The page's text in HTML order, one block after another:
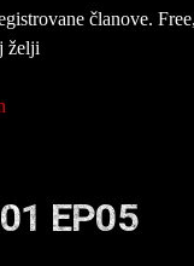
članove.
želji
EP05